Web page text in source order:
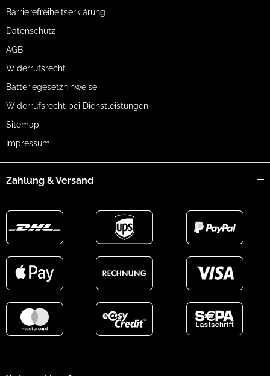
Barrierefreiheitserklärung
Datenschutz
AGB
Widerrufsrecht
Batteriegesetzhinweise
Widerrufsrecht bei Dienstleistungen
Sitemap
Impressum
Zahlung & Versand